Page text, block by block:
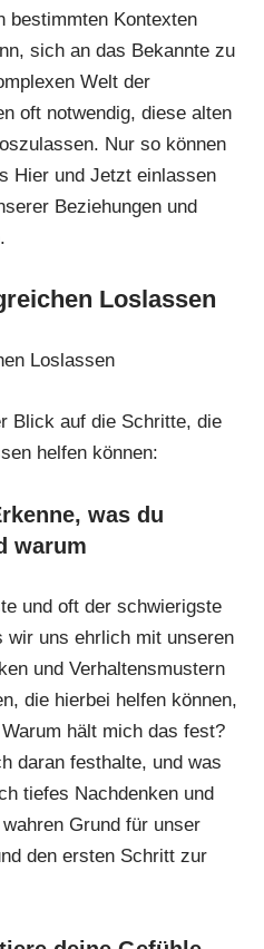
bestimmten Kontexten
sich an das Bekannte zu
Welt der
oft notwendig, diese alten
Nur so können
Hier und Jetzt einlassen
Beziehungen und
Loslassen
Blick auf die Schritte, die
helfen können:
was du
warum
und oft der schwierigste
uns ehrlich mit unseren
und Verhaltensmustern
die hierbei helfen können,
hält mich das fest?
daran festhalte, und was
tiefes Nachdenken und
Grund für unser
den ersten Schritt zur